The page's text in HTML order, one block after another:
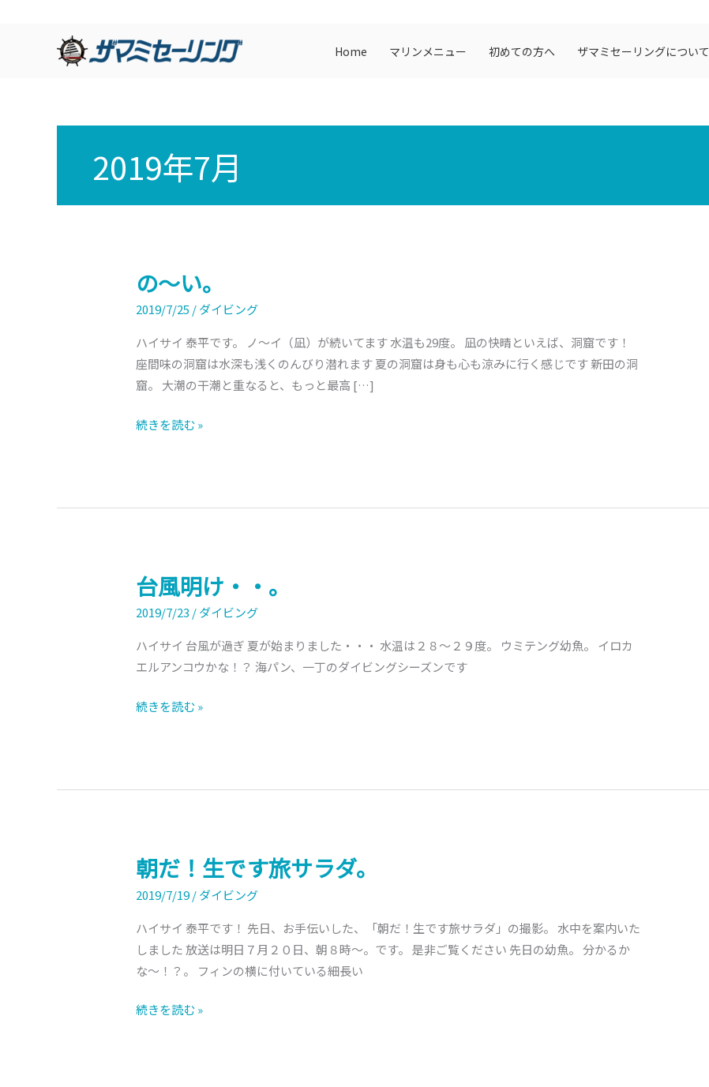
Home マリンメニュー 初めての方へ ザマミセーリングについて
2019年7月
の～い。
2019/7/25 /ダイビング
ハイサイ 泰平です。 ノ～イ（凪）が続いてます 水温も29度。 凪の快晴といえば、洞窟です！
座間味の洞窟は水深も浅くのんびり潜れます 夏の洞窟は身も心も涼みに行く感じです 新田の洞
窟。 大潮の干潮と重なると、もっと最高 […]
の
続きを読む »
台風明け・・。
2019/7/23 /ダイビング
ハイサイ 台風が過ぎ 夏が始まりました・・・ 水温は２８～２９度。 ウミテング幼魚。 イロカ
エルアンコウかな！？ 海パン、一丁のダイビングシーズンです
台
け・・。
続きを読む »
朝だ！生です旅サラダ。
2019/7/19/ダイビング
ハイサイ 泰平です！ 先日、お手伝いした、「朝だ！生です旅サラダ」の撮影。 水中を案内いた
しました 放送は明日７月２０日、朝８時～。です。 是非ご覧ください 先日の幼魚。 分かるか
な～！？。 フィンの横に付いている細長い
朝
だ！
で
す
旅
ラ
続きを読む »